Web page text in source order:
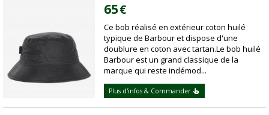
65€
Ce bob réalisé en extérieur coton huilé
typique de Barbour et dispose d'une
doublure en coton avec tartan.Le bob huilé
Barbour est un grand classique de la
marque qui reste indémod...
Plus d'infos & Commander